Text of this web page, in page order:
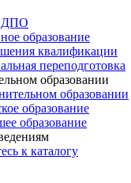
ДПО
образование
квалификации
переподготовка
образовании
образовании
образование
образование
к каталогу